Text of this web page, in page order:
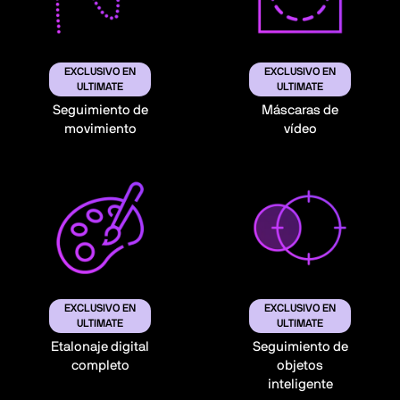
EXCLUSIVO EN
ULTIMATE
Seguimiento de
movimiento
EXCLUSIVO EN
ULTIMATE
Máscaras de
vídeo
EXCLUSIVO EN
ULTIMATE
Etalonaje digital
completo
EXCLUSIVO EN
ULTIMATE
Seguimiento de
objetos
inteligente